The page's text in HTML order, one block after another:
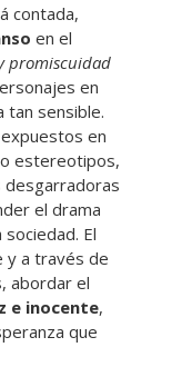
contada,
en el
promiscuidad
en
tan sensible.
en
estereotipos,
desgarradoras
el drama
El
y a través de
abordar el
e inocente,
que